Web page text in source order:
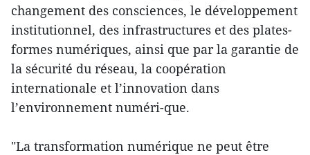
changement des consciences, le développement
institutionnel, des infrastructures et des plates-
formes numériques, ainsi que par la garantie de
la sécurité du réseau, la coopération
internationale et l’innovation dans
l’environnement numéri-que.
"La transformation numérique ne peut être